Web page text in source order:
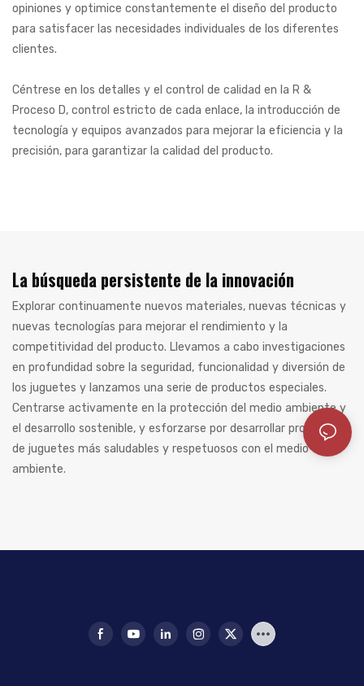
opiniones y optimice constantemente el diseño del producto
para satisfacer las necesidades individuales de los diferentes
clientes.
Céntrese en los detalles y el control de calidad en la R &
Proceso D, control estricto de cada enlace, la introducción de
tecnología y equipos avanzados para mejorar la eficiencia y la
precisión, para garantizar la calidad del producto.
La búsqueda persistente de la innovación
Explorar continuamente nuevos materiales, nuevas técnicas y
nuevas tecnologías para mejorar el rendimiento y la
competitividad del producto. Llevamos a cabo investigaciones
en profundidad sobre la seguridad, funcionalidad y diversión de
los juguetes y lanzamos una serie de productos especiales.
Centrarse activamente en la protección del medio ambiente y
el desarrollo sostenible, y esforzarse por desarrollar productos
de juguetes más saludables y respetuosos con el medio
ambiente.